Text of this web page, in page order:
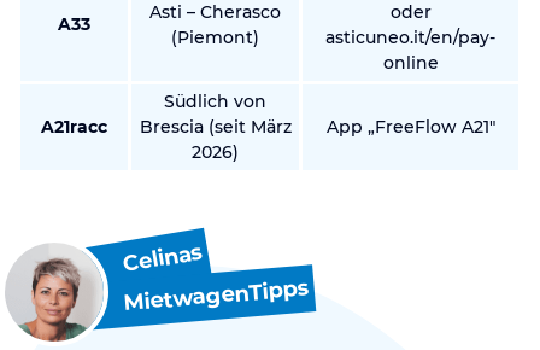
A33
Asti – Cherasco
(Piemont)
oder
asticuneo.it/en/pay-
online
A21racc
Südlich von
Brescia (seit März
2026)
App „FreeFlow A21"
Celinas
MietwagenTipps